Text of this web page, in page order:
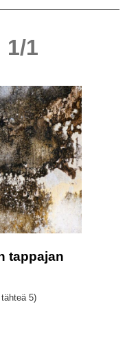
1/1
tappajan
5)